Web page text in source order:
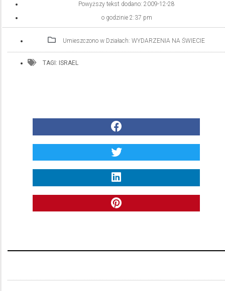
Powyższy tekst dodano: 2009-12-28
o godzinie 2:37 pm
Umieszczono w Działach: WYDARZENIA NA ŚWIECIE
TAGI: ISRAEL